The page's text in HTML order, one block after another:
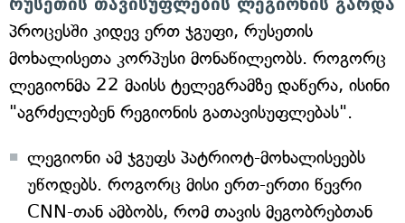
პროცესში კიდევ ერთ ჯგუფი, რუსეთის
მოხალისეთა კორპუსი მონაწილეობს. როგორც
ლეგიონმა 22 მაისს ტელეგრამზე დაწერა, ისინი
"აგრძელებენ რეგიონის გათავისუფლებას".
ლეგიონი ამ ჯგუფს პატრიოტ-მოხალისეებს
უწოდებს. როგორც მისი ერთ-ერთი წევრი
CNN-თან ამბობს, რომ თავის მეგობრებთან